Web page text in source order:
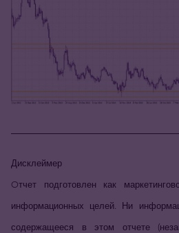
Дисклеймер
Oтчет подготовлен как
информационных целей. Ни
содержащееся в этом отчете